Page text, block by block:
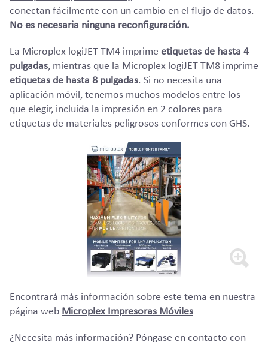
conectan fácilmente con un cambio en el flujo de datos.
No es necesaria ninguna reconfiguración.
La Microplex logiJET TM4 imprime etiquetas de hasta 4
pulgadas, mientras que la Microplex logiJET TM8 imprime
etiquetas de hasta 8 pulgadas. Si no necesita una
aplicación móvil, tenemos muchos modelos entre los
que elegir, incluida la impresión en 2 colores para
etiquetas de materiales peligrosos conformes con GHS.
Encontrará más información sobre este tema en nuestra
página web Microplex Impresoras Móviles
¿Necesita más información? Póngase en contacto con